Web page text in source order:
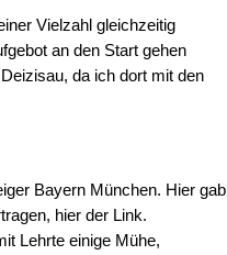
Vielzahl gleichzeitig
an den Start gehen
da ich dort mit den
Bayern München. Hier gab
hier der Link.
Lehrte einige Mühe,